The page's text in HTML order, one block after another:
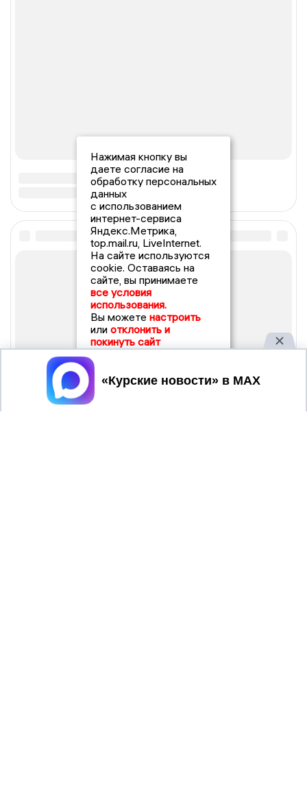
Нажимая кнопку вы
даете согласие на
обработку персональных
данных
с использованием
интернет-сервиса
Яндекс.Метрика,
top.mail.ru, LiveInternet.
На сайте используются
cookie. Оставаясь на
сайте, вы принимаете
все условия
использования.
Вы можете настроить
или отклонить и
покинуть сайт
Принять